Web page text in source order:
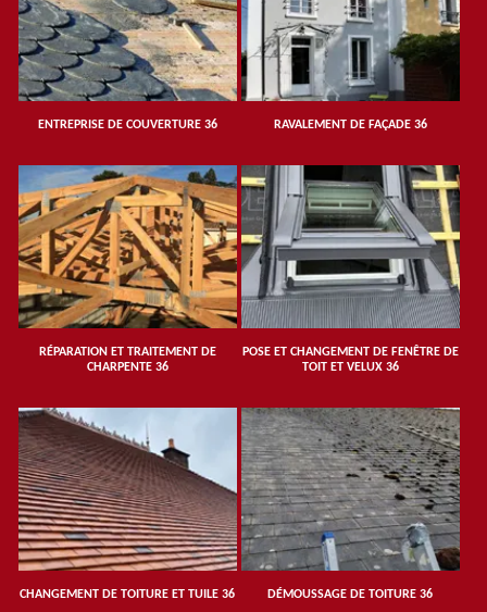
ENTREPRISE DE COUVERTURE 36 RAVALEMENT DE FAÇADE 36
RÉPARATION ET TRAITEMENT DE
CHARPENTE 36
POSE ET CHANGEMENT DE FENÊTRE DE
TOIT ET VELUX 36
CHANGEMENT DE TOITURE ET TUILE 36 DÉMOUSSAGE DE TOITURE 36